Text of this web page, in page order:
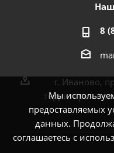
Мы
предоставляемых
данных.
соглашаетесь с
8
г. Иваново,
территория